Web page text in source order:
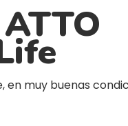
en muy buenas